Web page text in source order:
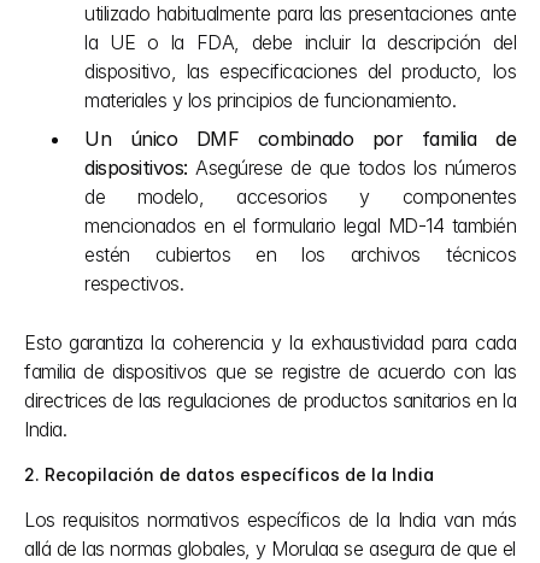
utilizado habitualmente para las presentaciones ante
la UE o la FDA, debe incluir la descripción del
dispositivo, las especificaciones del producto, los
materiales y los principios de funcionamiento.
Un único DMF combinado por familia de
dispositivos: Asegúrese de que todos los números
de modelo, accesorios y componentes
mencionados en el formulario legal MD-14 también
estén cubiertos en los archivos técnicos
respectivos.
Esto garantiza la coherencia y la exhaustividad para cada
familia de dispositivos que se registre de acuerdo con las
directrices de las regulaciones de productos sanitarios en la
India.
2. Recopilación de datos específicos de la India
Los requisitos normativos específicos de la India van más
allá de las normas globales, y Morulaa se asegura de que el